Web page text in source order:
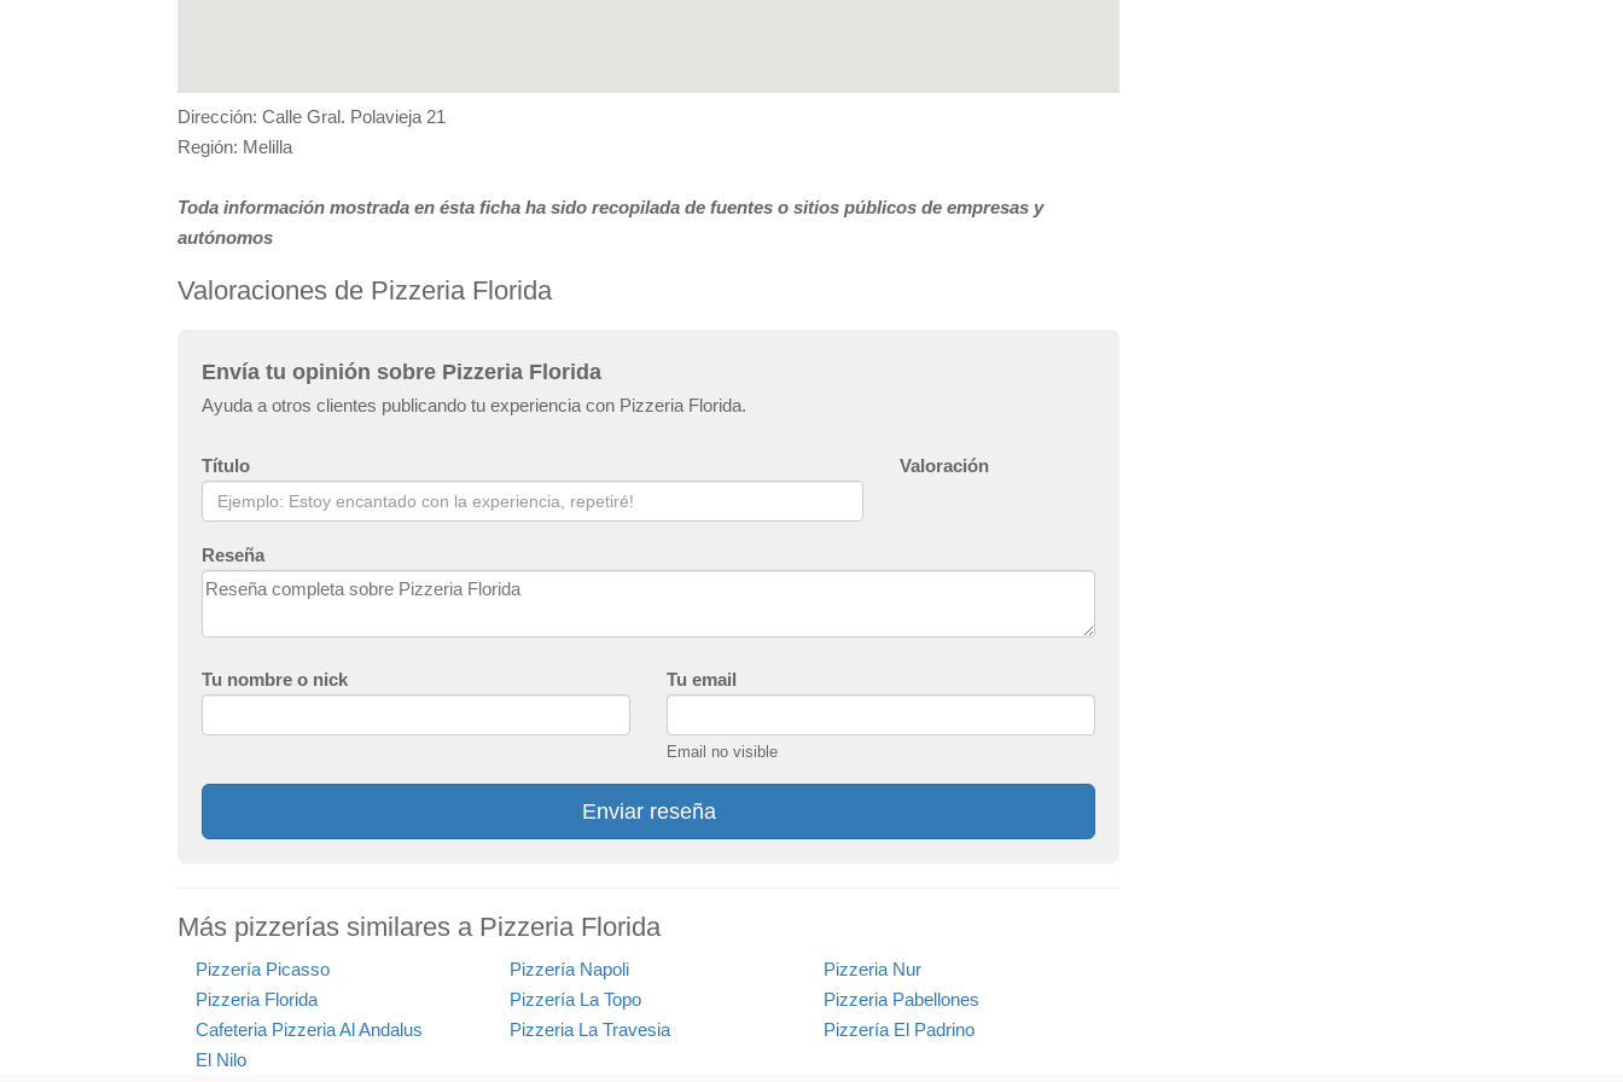
Dirección: Calle Gral. Polavieja 21
Región: Melilla
Toda información mostrada en ésta ficha ha sido recopilada de fuentes o sitios públicos de empresas y
autónomos
Valoraciones de Pizzeria Florida
Envía tu opinión sobre Pizzeria Florida
Ayuda a otros clientes publicando tu experiencia con Pizzeria Florida.
Título Valoración
Reseña
Tu nombre o nick Tu email
Email no visible
Enviar reseña
Más pizzerías similares a Pizzeria Florida
Pizzería Picasso Pizzería Napoli
Pizzeria Nur
Pizzeria Florida
Pizzería La Topo
Pizzeria Pabellones
Cafeteria Pizzeria Al Andalus
Pizzeria La Travesia
Pizzería El Padrino
El Nilo